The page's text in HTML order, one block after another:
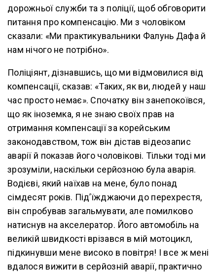
дорожньої служби та з поліції, щоб обговорити
питання про компенсацію. Ми з чоловіком
сказали: «Ми практикувальники Фалунь Дафа й
нам нічого не потрібно».
Поліціянт, дізнавшись, що ми відмовилися від
компенсації, сказав: «Таких, як ви, людей у наш
час просто немає». Спочатку він занепокоївся,
що як іноземка, я не знаю своїх прав на
отримання компенсації за корейським
законодавством, тож він дістав відеозапис
аварії й показав його чоловікові. Тільки тоді ми
зрозуміли, наскільки серйозною була аварія.
Водієві, який наїхав на мене, було понад
сімдесят років. Під’їжджаючи до перехрестя,
він спробував загальмувати, але помилково
натиснув на акселератор. Його автомобіль на
великій швидкості врізався в мій мотоцикл,
підкинувши мене високо в повітря! І все ж мені
вдалося вижити в серйозній аварії, практично